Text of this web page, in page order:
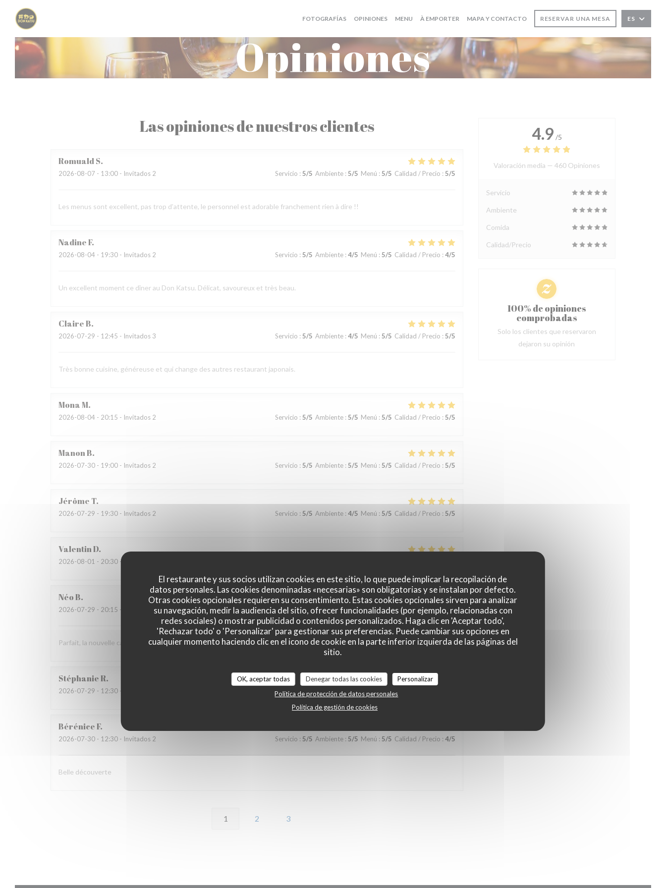
Personalización de sus opciones de cookies
El restaurante y sus socios utilizan cookies en este sitio, lo que puede implicar la recopilación de
datos personales. Las cookies denominadas «necesarias» son obligatorias y se instalan por defecto.
Otras cookies opcionales requieren su consentimiento. Estas cookies opcionales sirven para analizar
su navegación, medir la audiencia del sitio, ofrecer funcionalidades (por ejemplo, relacionadas con
redes sociales) o mostrar publicidad o contenidos personalizados. Haga clic en 'Aceptar todo',
'Rechazar todo' o 'Personalizar' para gestionar sus preferencias. Puede cambiar sus opciones en
cualquier momento haciendo clic en el icono de cookie en la parte inferior izquierda de las páginas del
sitio.
OK, aceptar todas Denegar todas las cookies
Personalizar
Política de protección de datos personales
Política de gestión de cookies
FOTOGRAFÍAS OPINIONES MENU((ABRE EN UNA NUEVA VENTANA))
À EMPORTER((ABRE EN UNA NUEVA VENTANA))
MAPA Y CONTACTO RESERVAR UNA MESA ES
Opiniones
Las opiniones de nuestros clientes
RomualdS
2026-08-07 - 13:00 - Invitados 2 Servicio : 5/5 Ambiente: 5/5 Menú : 5/5 Calidad / Precio : 5/5
Les menus sont excellent, pas trop d’attente, le personnel est adorable franchement rien à dire !!
NadineF
2026-08-04 - 19:30 - Invitados 2 Servicio : 5/5 Ambiente: 4/5 Menú : 5/5 Calidad / Precio : 4/5
Un excellent moment ce dîner au Don Katsu. Délicat, savoureux et très beau.
ClaireB
2026-07-29 - 12:45 - Invitados 3 Servicio : 5/5 Ambiente: 4/5 Menú : 5/5 Calidad / Precio : 5/5
Très bonne cuisine, généreuse et qui change des autres restaurant japonais.
MonaM
2026-08-04 - 20:15 - Invitados 2 Servicio : 5/5 Ambiente: 5/5 Menú : 5/5 Calidad / Precio : 5/5
ManonB
2026-07-30 - 19:00 - Invitados 2 Servicio : 5/5 Ambiente: 5/5 Menú : 5/5 Calidad / Precio : 5/5
Jérôme T
2026-07-29 - 19:30 - Invitados 2 Servicio : 5/5 Ambiente: 4/5 Menú : 5/5 Calidad / Precio : 5/5
ValentinD
2026-08-01 - 20:30 - Invitados 2
NéoB
2026-07-29 - 20:15 - Invitados 2 Servicio: 5/5 Ambiente: 5/5 Menú: 5/5 Calidad / Precio:5 /5
Parfait, la nouvelle carte est aussi bonne que la précédente !
StéphanieR
2026-07-29 - 12:30 - Invitados 2 Servicio : Ambiente 4 /5 /5
BéréniceF
2026-07-30 - 12:30 - Invitados 2 Servicio : 5/5 Ambiente: 5/5 Menú : 5/5 Calidad / Precio : 4/5
Belle découverte
1 2 3
4.9 /5
Valoración media — 460 Opiniones
Servicio
Ambiente
Comida
Calidad/Precio
100% de opiniones
comprobadas
Solo los clientes que reservaron
dejaron su opinión